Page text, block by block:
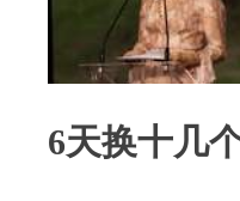
6天换十几